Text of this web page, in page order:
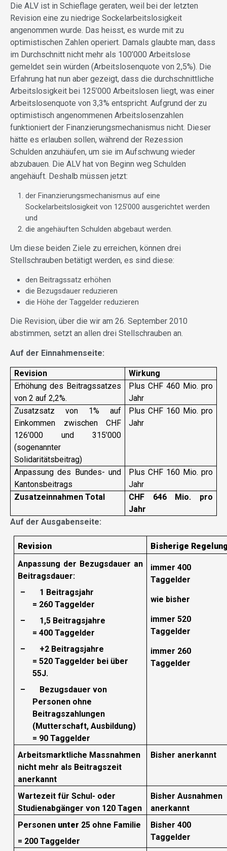
Die ALV ist in Schieflage geraten, weil bei der letzten
Revision eine zu niedrige Sockelarbeitslosigkeit
angenommen wurde. Das heisst, es wurde mit zu
optimistischen Zahlen operiert. Damals glaubte man, dass
im Durchschnitt nicht mehr als 100’000 Arbeitslose
gemeldet sein würden (Arbeitslosenquote von 2,5%). Die
Erfahrung hat nun aber gezeigt, dass die durchschnittliche
Arbeitslosigkeit bei 125’000 Arbeitslosen liegt, was einer
Arbeitslosenquote von 3,3% entspricht. Aufgrund der zu
optimistisch angenommenen Arbeitslosenzahlen
funktioniert der Finanzierungsmechanismus nicht. Dieser
hätte es erlauben sollen, während der Rezession
Schulden anzuhäufen, um sie im Aufschwung wieder
abzubauen. Die ALV hat von Beginn weg Schulden
angehäuft. Deshalb müssen jetzt:
der Finanzierungsmechanismus auf eine
Sockelarbeitslosigkeit von 125’000 ausgerichtet werden
und
die angehäuften Schulden abgebaut werden.
Um diese beiden Ziele zu erreichen, können drei
Stellschrauben betätigt werden, es sind diese:
den Beitragssatz erhöhen
die Bezugsdauer reduzieren
die Höhe der Taggelder reduzieren
Die Revision, über die wir am 26. September 2010
abstimmen, setzt an allen drei Stellschrauben an.
Auf der Einnahmenseite:
Revision
Wirkung
Erhöhung des Beitragssatzes
von 2 auf 2,2%.
Plus CHF 460 Mio. pro
Jahr
Zusatzsatz von 1% auf
Einkommen zwischen CHF
126’000 und 315’000
(sogenannter
Solidaritätsbeitrag)
Plus CHF 160 Mio. pro
Jahr
Anpassung des Bundes- und
Kantonsbeitrags
Plus CHF 160 Mio. pro
Jahr
Zusatzeinnahmen Total
CHF 646 Mio. pro
Jahr
Auf der Ausgabenseite:
Revision
Bisherige
Anpassung der Bezugsdauer an
Beitragsdauer:
–
1 Beitragsjahr
= 260 Taggelder
–
1,5 Beitragsjahre
= 400 Taggelder
–
+2 Beitragsjahre
= 520 Taggelder bei über
55J.
–
Bezugsdauer von
Personen ohne
Beitragszahlungen
(Mutterschaft, Ausbildung)
= 90 Taggelder
immer 400
Taggelder
wie bisher
immer 520
Taggelder
immer 260
Taggelder
Arbeitsmarktliche Massnahmen
nicht mehr als Beitragszeit
anerkannt
Bisher anerkannt
Wartezeit für Schul- oder
Studienabgänger von 120 Tagen
Bisher Ausnahmen
anerkannt
Personen unter 25 ohne Familie
= 200 Taggelder
Bisher 400
Taggelder